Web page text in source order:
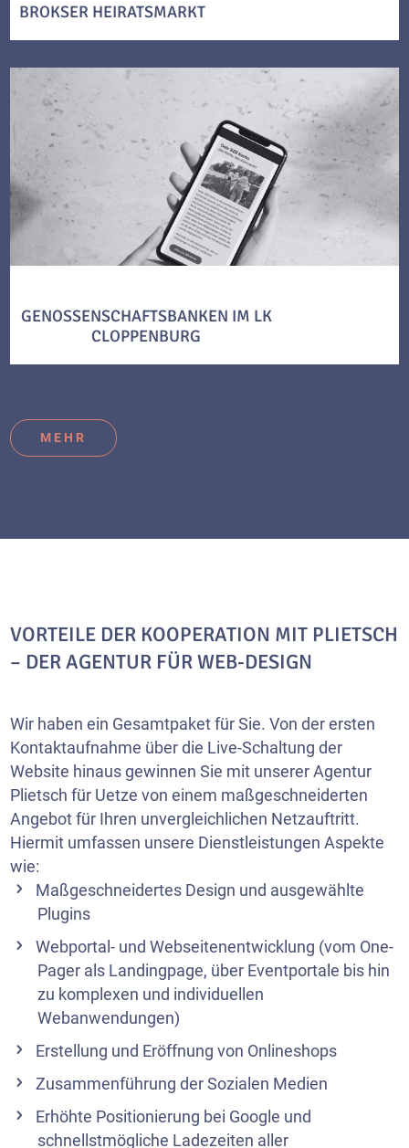
BROKSER HEIRATSMARKT
GENOSSENSCHAFTSBANKEN IM LK
CLOPPENBURG
MEHR
VORTEILE DER KOOPERATION MIT PLIETSCH
– DER AGENTUR FÜR WEB-DESIGN
Wir haben ein Gesamtpaket für Sie. Von der ersten
Kontaktaufnahme über die Live-Schaltung der
Website hinaus gewinnen Sie mit unserer Agentur
Plietsch für Uetze von einem maßgeschneiderten
Angebot für Ihren unvergleichlichen Netzauftritt.
Hiermit umfassen unsere Dienstleistungen Aspekte
wie:
Maßgeschneidertes Design und ausgewählte
Plugins
Webportal- und Webseitenentwicklung (vom One-
Pager als Landingpage, über Eventportale bis hin
zu komplexen und individuellen
Webanwendungen)
Erstellung und Eröffnung von Onlineshops
Zusammenführung der Sozialen Medien
Erhöhte Positionierung bei Google und
schnellstmögliche Ladezeiten aller